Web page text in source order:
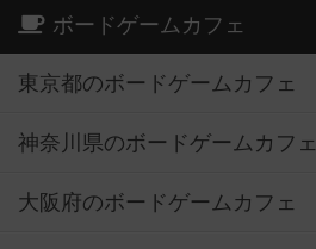
ボードゲームカフェ
東京都のボードゲームカフェ
神奈川県のボードゲームカフェ
大阪府のボードゲームカフェ